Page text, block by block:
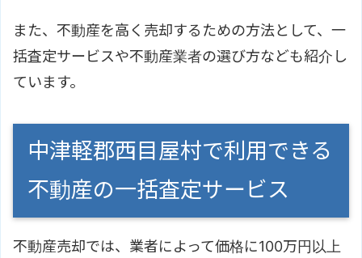
また、不動産を高く売却するための方法として、一
括査定サービスや不動産業者の選び方なども紹介し
ています。
中津軽郡西目屋村で利用できる
不動産の一括査定サービス
不動産売却では、業者によって価格に100万円以上